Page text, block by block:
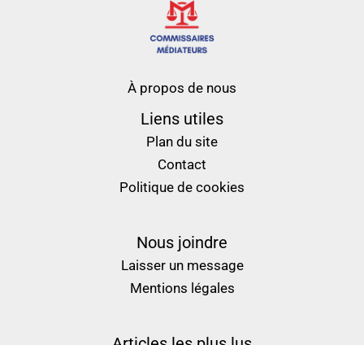
À propos de nous
Liens utiles
Plan du site
Contact
Politique de cookies
Nous joindre
Laisser un message
Mentions légales